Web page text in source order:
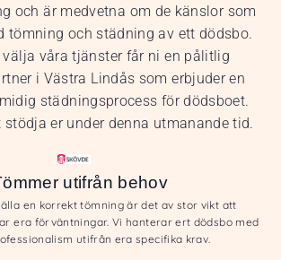
och är medvetna om de känslor som
tömning och städning av ett dödsbo.
välja våra tjänster får ni en pålitlig
i Västra Lindås som erbjuder en
städningsprocess för dödsboet.
er under denna utmanande tid.
utifrån behov
en korrekt tömning är det av stor vikt att
era förväntningar. Vi hanterar ert dödsbo med
utifrån era specifika krav.